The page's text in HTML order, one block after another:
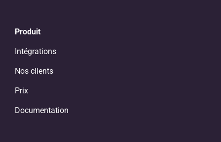
Produit
Intégrations
Nos clients
Prix
Documentation